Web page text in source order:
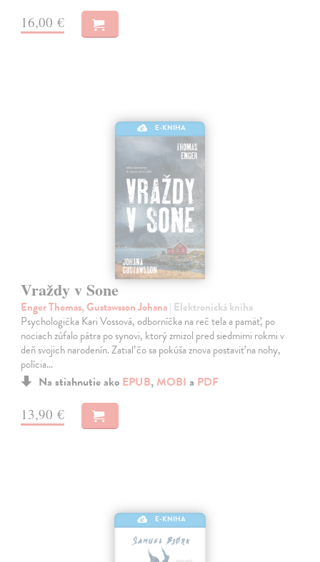
16,00 €
E-KNIHA
Vraždy v Sone
Enger Thomas, Gustawsson Johana| Elektronická kniha
Psychologička Kari Vossová, odborníčka na reč tela a pamäť, po
nociach zúfalo pátra po synovi, ktorý zmizol pred siedmimi rokmi v
deň svojich narodenín. Zatiaľ čo sa pokúša znova postaviť na nohy,
polícia…
Na stiahnutie ako EPUB, MOBI a PDF
13,90 €
E-KNIHA